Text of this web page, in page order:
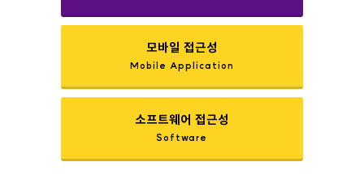
모바일 접근성
Mobile Application
소프트웨어 접근성
Software